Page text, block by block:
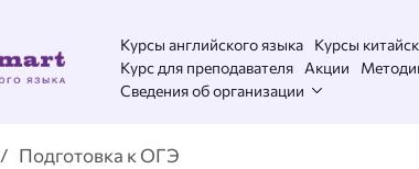
Курсы английского языка Курсы
Курс для преподавателя
Акции
Сведения об организации
/ Подготовка к ОГЭ